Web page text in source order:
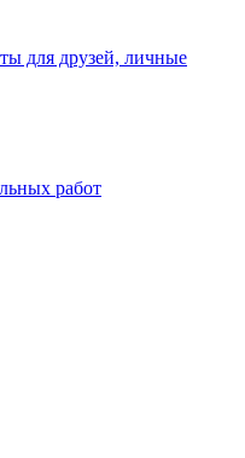
для друзей, личные
работ